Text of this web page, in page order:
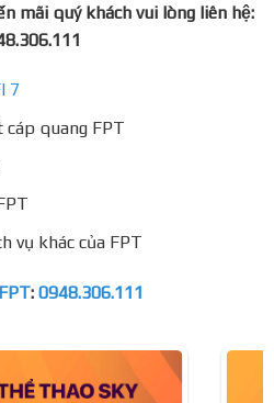
mãi quý khách vui lòng liên hệ:
7
cáp quang FPT
vụ khác của FPT
: 0948.306.111